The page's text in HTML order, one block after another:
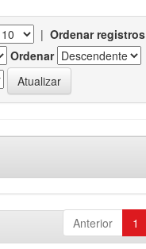
| Ordenar
Ordenar
Anterior 1